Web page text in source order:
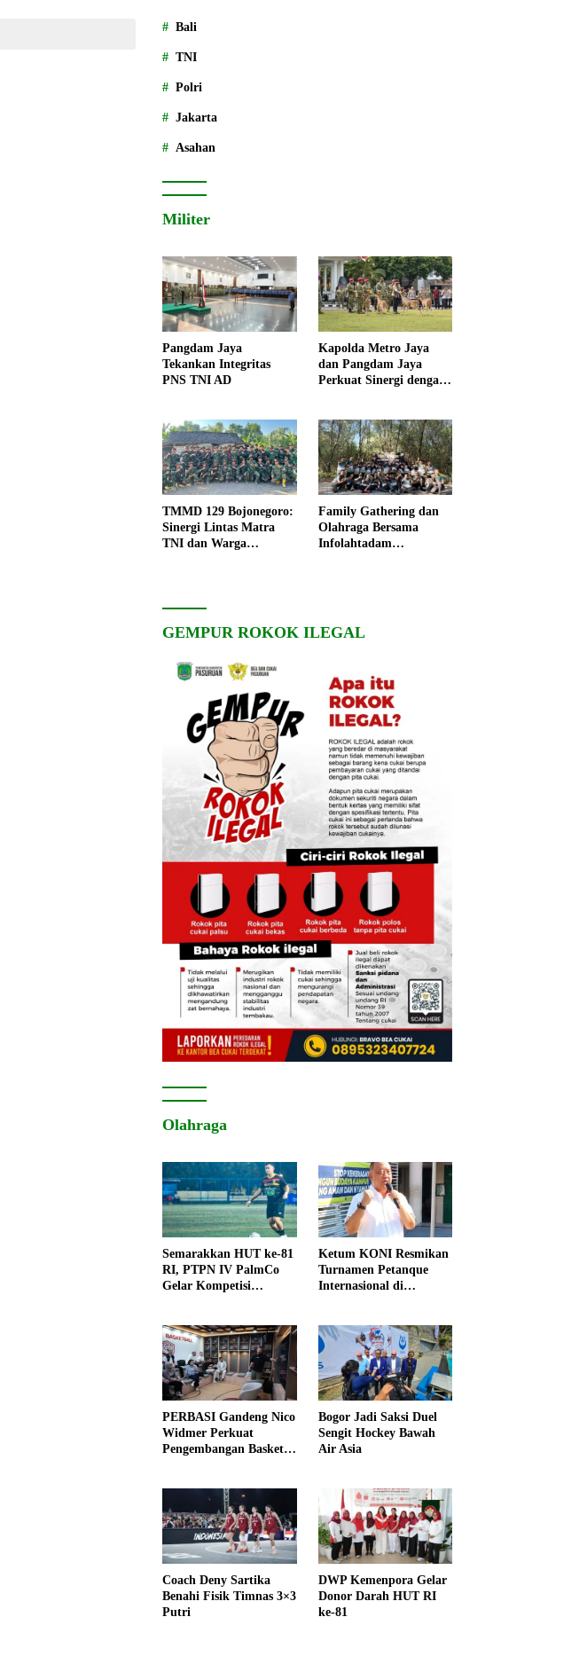
Bali
TNI
Polri
Jakarta
Asahan
Militer
Pangdam Jaya
Tekankan Integritas
PNS TNI AD
Kapolda Metro Jaya
dan Pangdam Jaya
Perkuat Sinergi dengan
TMMD 129 Bojonegoro:
Sinergi Lintas Matra
TNI dan Warga
Family Gathering dan
Olahraga Bersama
Infolahtadam
GEMPUR ROKOK ILEGAL
Olahraga
Semarakkan HUT ke-81
RI, PTPN IV PalmCo
Gelar Kompetisi
Ketum KONI Resmikan
Turnamen Petanque
Internasional di
PERBASI Gandeng Nico
Widmer Perkuat
Pengembangan Basket
Bogor Jadi Saksi Duel
Sengit Hockey Bawah
Air Asia
Coach Deny Sartika
Benahi Fisik Timnas 3×3
Putri
DWP Kemenpora Gelar
Donor Darah HUT RI
ke-81